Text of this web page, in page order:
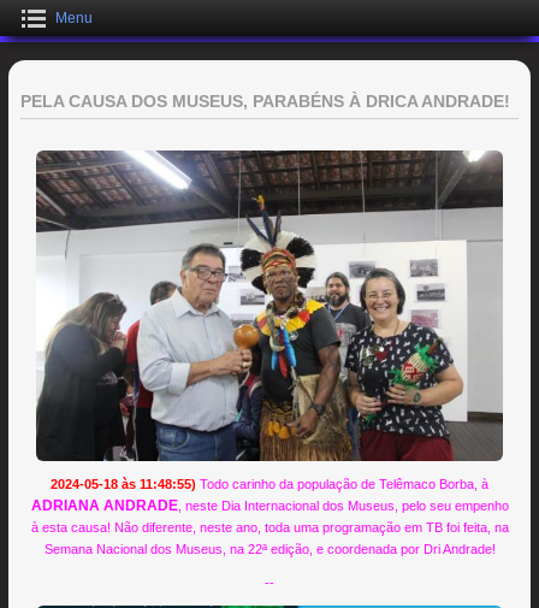
Menu
PELA CAUSA DOS MUSEUS, PARABÉNS À DRICA ANDRADE!
2024-05-18 às 11:48:55) Todo carinho da população de Telêmaco Borba, à
ADRIANA ANDRADE, neste Dia Internacional dos Museus, pelo seu empenho
à esta causa! Não diferente, neste ano, toda uma programação em TB foi feita, na
Semana Nacional dos Museus, na 22ª edição, e coordenada por Dri Andrade!
--